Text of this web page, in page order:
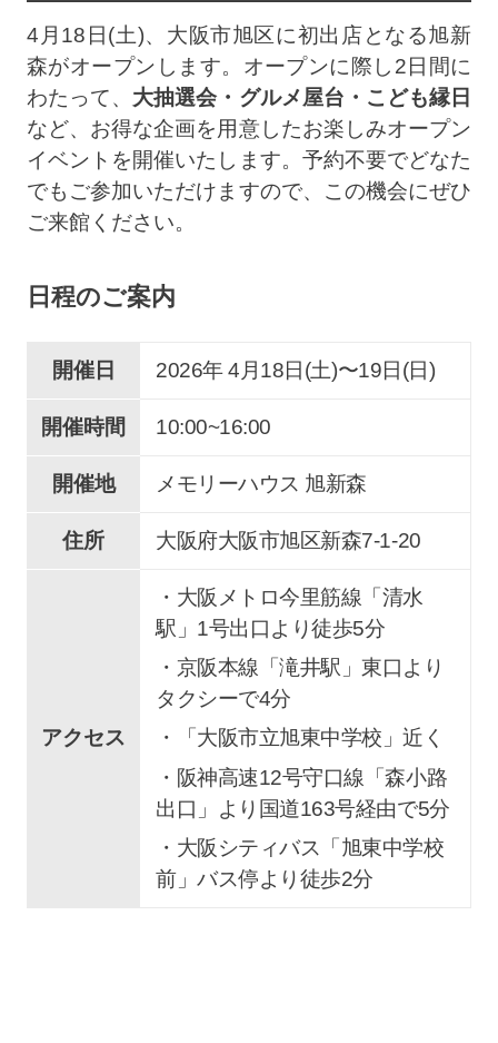
4月18日(土)、大阪市旭区に初出店となる旭新
森がオープンします。オープンに際し2日間に
わたって、 大抽選会・グルメ屋台・こども縁日
など、お得な企画を用意したお楽しみオープン
イベントを開催いたします。予約不要でどなた
でもご参加いただけますので、この機会にぜひ
ご来館ください。
日程のご案内
開催日 2026年 4 月 18日(土)〜19日(日)
開催時間 10:00~16:00
開催地 メモリーハウス 旭新森
住所 大阪府大阪市旭区新森7-1-20
アクセス
・大阪メトロ今里筋線「清水
駅」1号出口より徒歩5分
・京阪本線「滝井駅」東口より
タクシーで4分
・「大阪市立旭東中学校」近く
・阪神高速12号守口線「森小路
出口」より国道163号経由で5分
・大阪シティバス「旭東中学校
前」バス停より徒歩2分